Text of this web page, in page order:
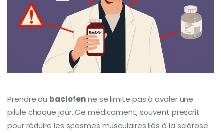
Prendre du baclofenne se limite pas à avaler une
pilule chaque jour. Ce médicament, souvent prescrit
pour réduire les spasmes musculaires liés à la sclérose